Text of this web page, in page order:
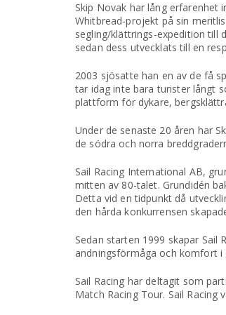
Skip Novak har lång erfarenhet
Whitbread-projekt på sin
segling/klättrings-expedition till
sedan dess utvecklats till en
2003 sjösatte han en av de få
tar idag inte bara turister långt
plattform för dykare,
Under de senaste 20 åren har
de södra och norra
Sail Racing International AB,
mitten av 80-talet. Grundidén
Detta vid en tidpunkt då
den hårda konkurrensen
Sedan starten 1999 skapar
andningsförmåga och komfort
Sail Racing har deltagit som
Match Racing Tour. Sail